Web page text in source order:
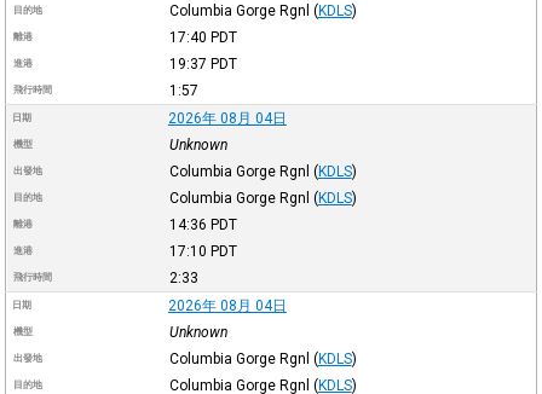
目的地 Columbia Gorge Rgnl (KDLS)
離港 17:40 PDT
進港 19:37 PDT
飛行時間 1:57
日期 2026年 08月 04日
機型 Unknown
出發地 Columbia Gorge Rgnl (KDLS)
目的地 Columbia Gorge Rgnl (KDLS)
離港 14:36 PDT
進港 17:10 PDT
飛行時間 2:33
日期 2026年 08月 04日
機型 Unknown
出發地 Columbia Gorge Rgnl (KDLS)
目的地 Columbia Gorge Rgnl (KDLS)